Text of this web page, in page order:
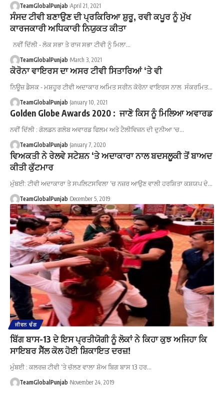
TeamGlobalPunjab April 21, 2021
ਸੰਸਦ ਟੀਵੀ ਬਣਾਉਣ ਦੀ ਪ੍ਰਕਿਰਿਆ ਸ਼ੁਰੂ, ਰਵੀ ਕਪੂਰ ਨੂੰ ਮੁੱਖ
ਕਾਰਜਕਾਰੀ ਅਧਿਕਾਰੀ ਨਿਯੁਕਤ ਕੀਤਾ
ਨਵੀਂ ਦਿੱਲੀ - ਲੋਕ ਸਭਾ ਤੇ ਰਾਜ ਸਭਾ ਟੀਵੀ ਨੂੰ ਮਿਲਾ…
TeamGlobalPunjab March 3, 2021
ਕੋਰੋਨਾ ਵਾਇਰਸ ਦਾ ਅਸਰ ਟੀਵੀ ਸਿਤਾਰਿਆਂ ‘ਤੇ ਵੀ
ਨਿਊਜ਼ ਡੈਸਕ - ਮਸ਼ਹੂਰ ਟੀਵੀ ਅਦਾਕਾਰ ਅਮਿਤ ਸਰੀਨ ਕੋਰੋਨਾ ਵਾਇਰਸ ਨਾਲ ਸੰਕਰਮਿਤ…
TeamGlobalPunjab January 10, 2021
Golden Globe Awards 2020 : ਜਾਣੋ ਕਿਸ ਨੂੰ ਮਿਲਿਆ ਅਵਾਰਡ
ਨਵੀਂ ਦਿੱਲੀ : ਗੋਲਡਨ ਗਲੋਬ ਅਵਾਰਡ ਫਿਲਮ ਅਤੇ ਟੈਲੀਵਿਜ਼ਨ ਦੀ ਦੁਨੀਆ 'ਚ…
TeamGlobalPunjab January 7, 2020
ਵਿਅਕਤੀ ਨੇ ਰੇਲਵੇ ਸਟੇਸ਼ਨ ‘ਤੇ ਅਦਾਕਾਰਾ ਨਾਲ ਬਦਸਲੂਕੀ ਤੋਂ ਬਾਅਦ
ਕੀਤੀ ਕੁੱਟਮਾਰ
ਮੁੰਬਈ: ਟੀਵੀ ਅਦਾਕਾਰਾ ਤੇ ਸਪਲਿਟਸਵਿਲਾ ‘ਚ ਨਜ਼ਰ ਆਉਣ ਵਾਲੀ ਹਰਸ਼ਿਤਾ ਕਸ਼ਯਪ ਦੇ…
TeamGlobalPunjab December 5, 2019
ਜੀਵਨ ਢੰਗ
ਬਿੱਗ ਬਾਸ-13 ਦੇ ਇਸ ਪ੍ਰਤੀਯੋਗੀ ਨੂੰ ਲੋਕਾਂ ਨੇ ਕਿਹਾ ਕੁਝ ਅਜਿਹਾ ਕਿ
ਸਾਇਬਰ ਸੈੱਲ ਕੋਲ ਹੋਈ ਸ਼ਿਕਾਇਤ ਦਰਜ਼!
ਮੁੰਬਈ : ਕਲਰਜ਼ ਟੀਵੀ ‘ਤੇ ਚੱਲਣ ਵਾਲਾ ਸ਼ੋਅ ਬਿਗ ਬਾਸ 13 ਹਰ…
TeamGlobalPunjab November 24, 2019